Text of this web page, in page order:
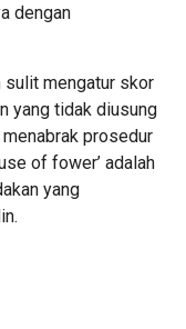
dengan
sulit mengatur skor
yang tidak diusung
prosedur
of fower’ adalah
yang